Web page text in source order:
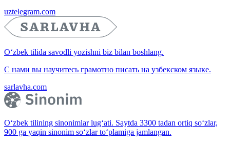
uztelegram.com
O‘zbek tilida savodli yozishni biz bilan boshlang.
С нами вы научитесь грамотно писать на узбекском языке.
sarlavha.com
O‘zbek tilining sinonimlar lug‘ati. Saytda 3300 tadan ortiq so‘zlar,
900 ga yaqin sinonim so‘zlar to‘plamiga jamlangan.